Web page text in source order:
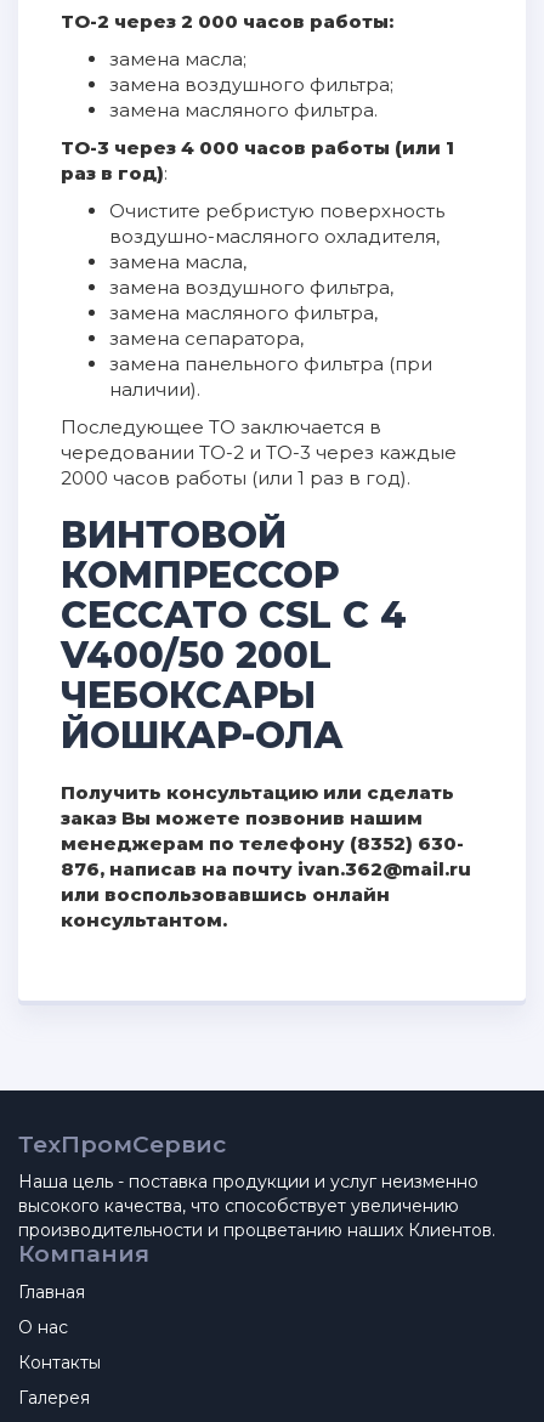
ТО-2 через 2 000 часов работы:
замена масла;
замена воздушного фильтра;
замена масляного фильтра.
ТО-3 через 4 000 часов работы (или 1
раз в год):
Очистите ребристую поверхность
воздушно-масляного охладителя,
замена масла,
замена воздушного фильтра,
замена масляного фильтра,
замена сепаратора,
замена панельного фильтра (при
наличии).
Последующее ТО заключается в
чередовании ТО-2 и ТО-3 через каждые
2000 часов работы (или 1 раз в год).
ВИНТОВОЙ
КОМПРЕССОР
CECCATO CSL C 4
V400/50 200L
ЧЕБОКСАРЫ
ЙОШКАР-ОЛА
Получить консультацию или сделать
заказ Вы можете позвонив нашим
менеджерам по телефону (8352) 630-
876, написав на почту ivan.362@mail.ru
или воспользовавшись онлайн
консультантом.
ТехПромСервис
Наша цель - поставка продукции и услуг неизменно
высокого качества, что способствует увеличению
производительности и процветанию наших Клиентов.
Компания
Главная
О нас
Контакты
Галерея